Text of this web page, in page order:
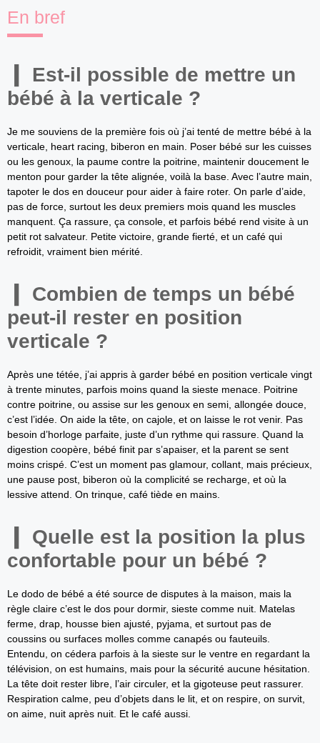
En bref
Est-il possible de mettre un
bébé à la verticale ?
Je me souviens de la première fois où j’ai tenté de mettre bébé à la
verticale, heart racing, biberon en main. Poser bébé sur les cuisses
ou les genoux, la paume contre la poitrine, maintenir doucement le
menton pour garder la tête alignée, voilà la base. Avec l’autre main,
tapoter le dos en douceur pour aider à faire roter. On parle d’aide,
pas de force, surtout les deux premiers mois quand les muscles
manquent. Ça rassure, ça console, et parfois bébé rend visite à un
petit rot salvateur. Petite victoire, grande fierté, et un café qui
refroidit, vraiment bien mérité.
Combien de temps un bébé
peut-il rester en position
verticale ?
Après une tétée, j’ai appris à garder bébé en position verticale vingt
à trente minutes, parfois moins quand la sieste menace. Poitrine
contre poitrine, ou assise sur les genoux en semi, allongée douce,
c’est l’idée. On aide la tête, on cajole, et on laisse le rot venir. Pas
besoin d’horloge parfaite, juste d’un rythme qui rassure. Quand la
digestion coopère, bébé finit par s’apaiser, et la parent se sent
moins crispé. C’est un moment pas glamour, collant, mais précieux,
une pause post, biberon où la complicité se recharge, et où la
lessive attend. On trinque, café tiède en mains.
Quelle est la position la plus
confortable pour un bébé ?
Le dodo de bébé a été source de disputes à la maison, mais la
règle claire c’est le dos pour dormir, sieste comme nuit. Matelas
ferme, drap, housse bien ajusté, pyjama, et surtout pas de
coussins ou surfaces molles comme canapés ou fauteuils.
Entendu, on cédera parfois à la sieste sur le ventre en regardant la
télévision, on est humains, mais pour la sécurité aucune hésitation.
La tête doit rester libre, l’air circuler, et la gigoteuse peut rassurer.
Respiration calme, peu d’objets dans le lit, et on respire, on survit,
on aime, nuit après nuit. Et le café aussi.